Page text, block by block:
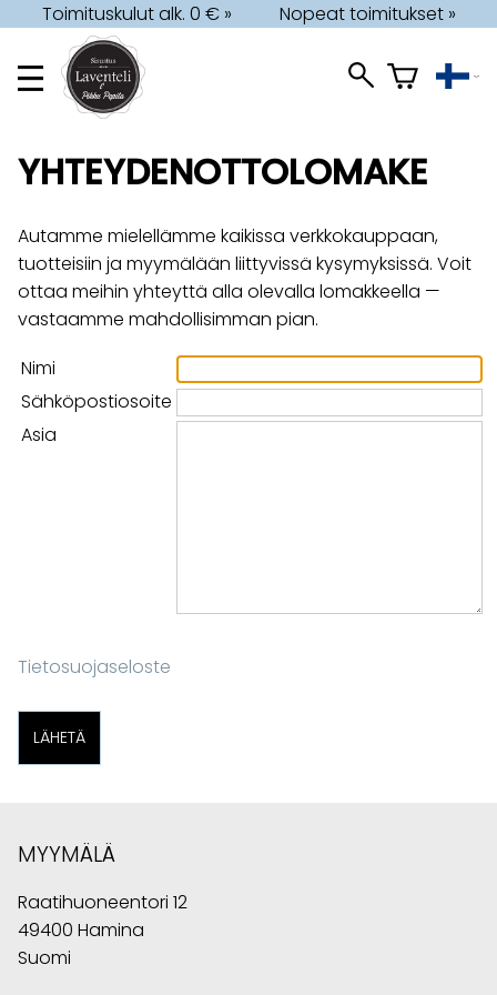
Toimituskulut alk. 0 € » Nopeat toimitukset »
YHTEYDENOTTOLOMAKE
Autamme mielellämme kaikissa verkkokauppaan,
tuotteisiin ja myymälään liittyvissä kysymyksissä. Voit
ottaa meihin yhteyttä alla olevalla lomakkeella —
vastaamme mahdollisimman pian.
Nimi
Sähköpostiosoite
Asia
Tietosuojaseloste
MYYMÄLÄ
Raatihuoneentori 12
49400 Hamina
Suomi